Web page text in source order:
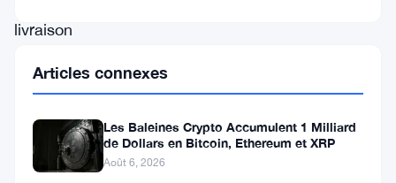
livraison
premiers
Développé
Articles connexes
Les Baleines Crypto Accumulent 1 Milliard
de Dollars en Bitcoin, Ethereum et XRP
Août 6, 2026